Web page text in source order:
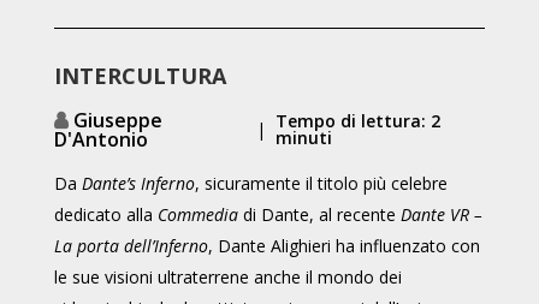
INTERCULTURA
Giuseppe
D'Antonio | Tempo di lettura: 2
minuti
Da Dante’s Inferno, sicuramente il titolo più celebre
dedicato alla Commediadi Dante, al recente Dante VR –
La porta dell’Inferno, Dante Alighieri ha influenzato con
le sue visioni ultraterrene anche il mondo dei